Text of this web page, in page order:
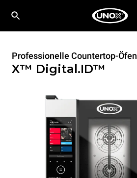
Professionelle Countertop-Öfen
X™ Digital.ID™